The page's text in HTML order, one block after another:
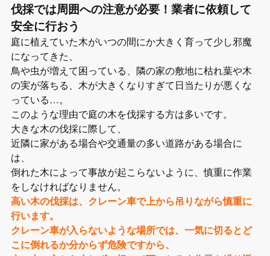
伐採では周囲への注意が必要！業者に依頼して
安全に行おう
庭に植えていた木がいつの間にか大きく育って少し邪魔
になってきた、
鳥や虫が増えて困っている、隣の家の敷地に枯れ葉や木
の実が落ちる、木が大きくなりすぎて日当たりが悪くな
っている…。
このような理由で庭の木を伐採する方は多いです。
大きな木の伐採に際して、
近隣に家がある場合や交通量の多い道路がある場合に
は、
倒れた木によって事故が起こらないように、慎重に作業
をしなければなりません。
高い木の伐採は、クレーン車で上から吊りながら慎重に
行います。
クレーン車が入らないような場所では、一気に切るとど
こに倒れるか分からず危険ですから、